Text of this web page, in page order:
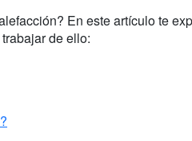
En este artículo te
de ello: